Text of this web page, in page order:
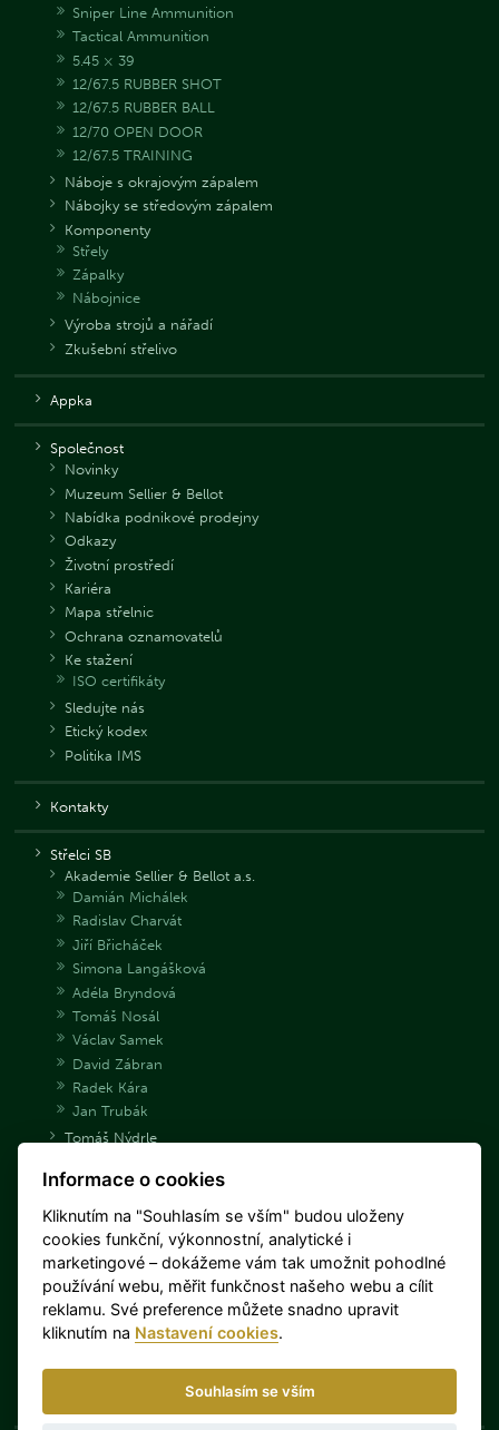
Sniper Line Ammunition
Tactical Ammunition
5.45 × 39
12/67.5 RUBBER SHOT
12/67.5 RUBBER BALL
12/70 OPEN DOOR
12/67.5 TRAINING
Náboje s okrajovým zápalem
Nábojky se středovým zápalem
Komponenty
Střely
Zápalky
Nábojnice
Výroba strojů a nářadí
Zkušební střelivo
Appka
Společnost
Novinky
Muzeum Sellier & Bellot
Nabídka podnikové prodejny
Odkazy
Životní prostředí
Kariéra
Mapa střelnic
Ochrana oznamovatelů
Ke stažení
ISO certifikáty
Sledujte nás
Etický kodex
Politika IMS
Kontakty
Střelci SB
Akademie Sellier & Bellot a.s.
Damián Michálek
Radislav Charvát
Jiří Břicháček
Simona Langášková
Adéla Bryndová
Tomáš Nosál
Václav Samek
David Zábran
Radek Kára
Jan Trubák
Tomáš Nýdrle
Archiv střelců
Danka Barteková
Libuše Jahodová
Jan Sychra
Daniel Korčák
Miloš Slavíček
Barbora Šumová
Informace o cookies
Kliknutím na "Souhlasím se vším" budou uloženy
cookies funkční, výkonnostní, analytické i
marketingové – dokážeme vám tak umožnit pohodlné
používání webu, měřit funkčnost našeho webu a cílit
reklamu. Své preference můžete snadno upravit
kliknutím na Nastavení cookies.
Souhlasím se vším